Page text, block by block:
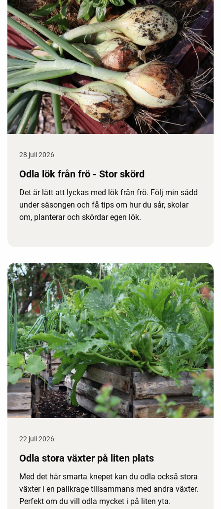
28 juli 2026
Odla lök från frö - Stor skörd
Det är lätt att lyckas med lök från frö. Följ min sådd
under säsongen och få tips om hur du sår, skolar
om, planterar och skördar egen lök.
22 juli 2026
Odla stora växter på liten plats
Med det här smarta knepet kan du odla också stora
växter i en pallkrage tillsammans med andra växter.
Perfekt om du vill odla mycket i på liten yta.